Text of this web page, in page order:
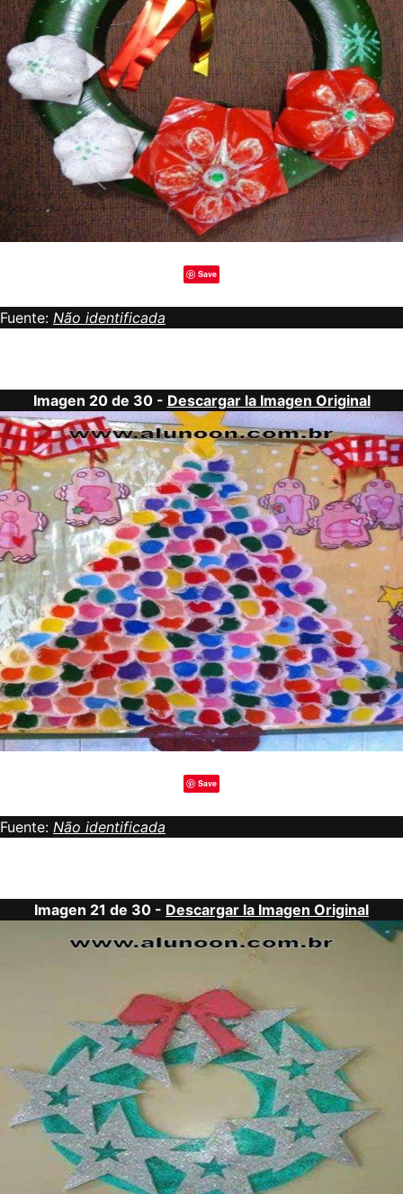
Save
Fuente: Não identificada
Imagen 20 de 30 - Descargar la Imagen Original
Save
Fuente: Não identificada
Imagen 21 de 30 - Descargar la Imagen Original